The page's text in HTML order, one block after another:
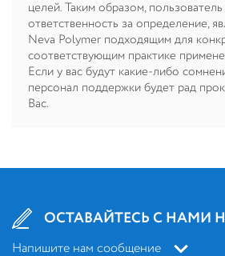
целей. Таким образом, пользователь
ответственность за определение,
Neva Polymer подходящим для
соответствующим практике
Если у вас будут какие-либо
персонал поддержки будет рад
Вас.
ОСТАВАЙТЕСЬ С НАМИ
Напишите нам сообщение